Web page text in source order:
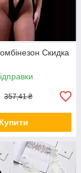
Скидка
357,41 ₴
Купити